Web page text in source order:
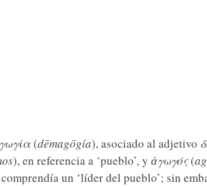
(dēmagōgía), asociado al adjetivo
), en referencia a ‘pueblo’, y ἀγωγός(
un ‘líder del pueblo’; sin